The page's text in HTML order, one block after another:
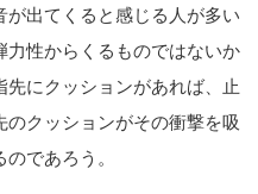
出てくると感じる人が多い
力性からくるものではないか
にクッションがあれば、止
のクッションがその衝撃を吸
であろう。